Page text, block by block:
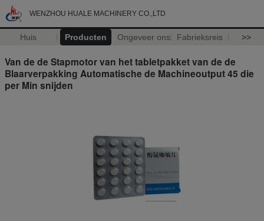
WENZHOU HUALE MACHINERY CO.,LTD
Huis Producten Ongeveer ons Fabrieksreis >>
Van de de Stapmotor van het tabletpakket van de de
Blaarverpakking Automatische de Machineoutput 45 die
per Min snijden